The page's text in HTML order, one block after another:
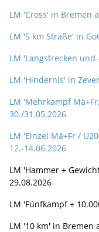
LM 'Cross' in Bremen
LM '5 km Straße' in
LM 'Langstrecken
LM 'Hindernis' in
LM 'Mehrkampf
30./31.05.2026
LM 'Einzel Mä+Fr /
12.-14.06.2026
LM 'Hammer +
29.08.2026
LM 'Fünfkampf +
LM '10 km' in Bremen